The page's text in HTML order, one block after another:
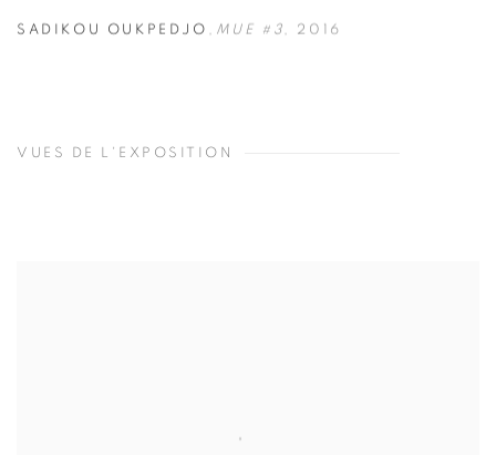
SADIKOU OUKPEDJO MUE #3 2016
VUES DE L'EXPOSITION